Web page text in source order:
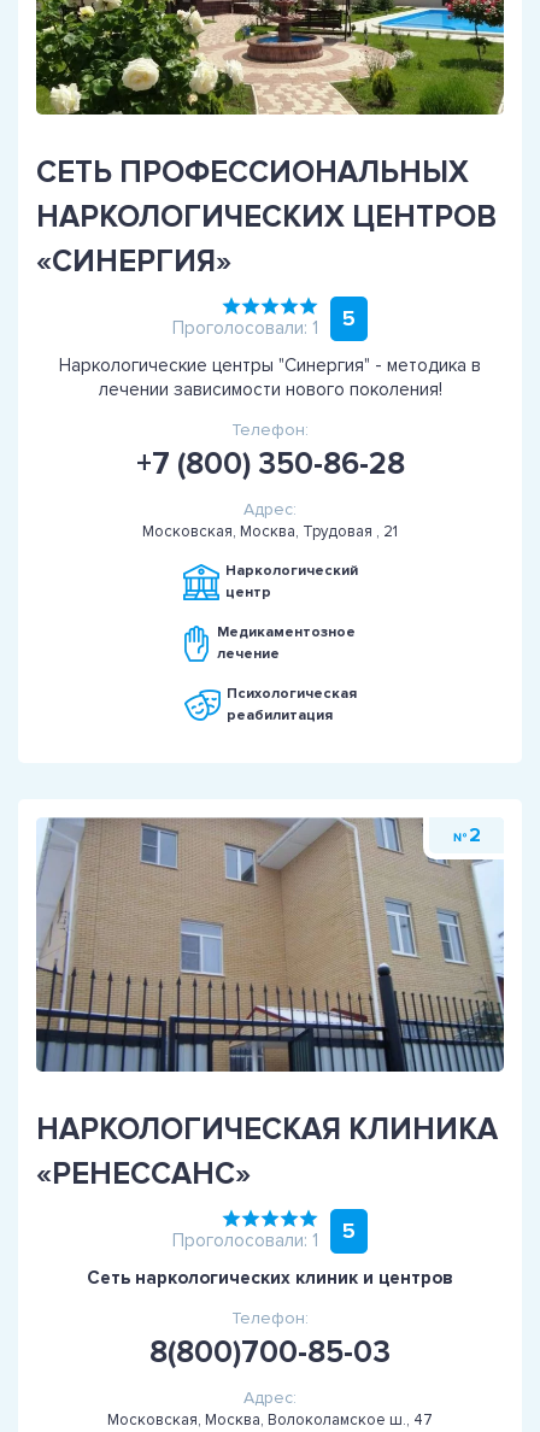
СЕТЬ ПРОФЕССИОНАЛЬНЫХ
НАРКОЛОГИЧЕСКИХ ЦЕНТРОВ
«СИНЕРГИЯ»
Проголосовали: 1 5
Наркологические центры "Синергия" - методика в
лечении зависимости нового поколения!
Телефон:
+7 (800) 350-86-28
Адрес:
Московская, Москва, Трудовая , 21
Наркологический
центр
Медикаментозное
лечение
Психологическая
реабилитация
№ 2
НАРКОЛОГИЧЕСКАЯ КЛИНИКА
«РЕНЕССАНС»
Проголосовали: 1 5
Сеть наркологических клиник и центров
Телефон:
8(800)700-85-03
Адрес:
Московская, Москва, Волоколамское ш., 47